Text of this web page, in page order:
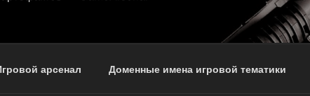
арсенал Доменные имена игровой тематики